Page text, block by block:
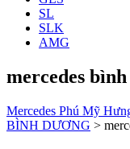
SL
SLK
AMG
mercedes
Mercedes Phú Mỹ
BÌNH DƯƠNG >